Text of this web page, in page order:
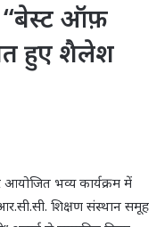
“बेस्ट ऑफ़
हुए शैलेश
भव्य कार्यक्रम में
शिक्षण संस्थान समूह